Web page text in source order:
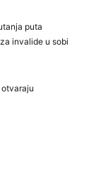
puta
invalide u sobi